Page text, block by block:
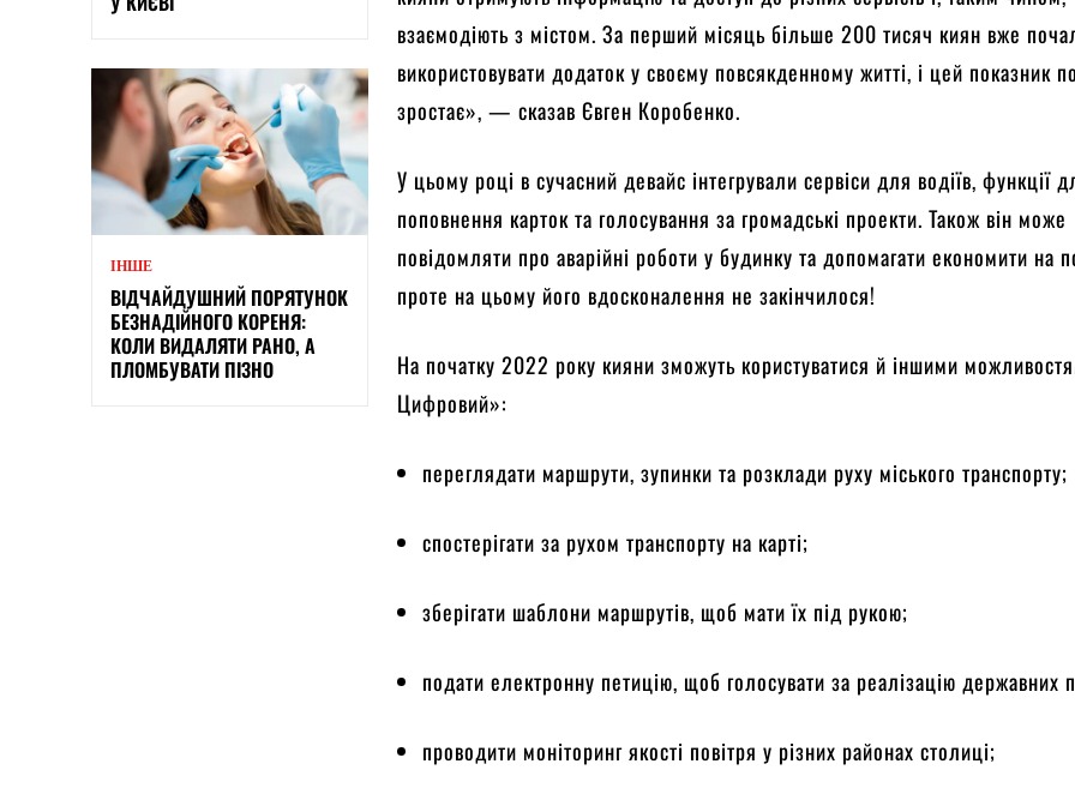
ІНШЕ
ВІДЧАЙДУШНИЙ ПОРЯТУНОК
БЕЗНАДІЙНОГО КОРЕНЯ:
КОЛИ ВИДАЛЯТИ РАНО, А
ПЛОМБУВАТИ ПІЗНО
взаємодіють з містом. За перший місяць більше 200 тисяч киян вже
використовувати додаток у своєму повсякденному житті, і цей показник
зростає», — сказав Євген Коробенко.
У цьому році в сучасний девайс інтегрували сервіси для водіїв, функції
поповнення карток та голосування за громадські проекти. Також він може
повідомляти про аварійні роботи у будинку та допомагати економити на
проте на цьому його вдосконалення не закінчилося!
На початку 2022 року кияни зможуть користуватися й іншими
Цифровий»:
переглядати маршрути, зупинки та розклади руху міського транспорту;
спостерігати за рухом транспорту на карті;
зберігати шаблони маршрутів, щоб мати їх під рукою;
подати електронну петицію, щоб голосувати за реалізацію державних
проводити моніторинг якості повітря у різних районах столиці;